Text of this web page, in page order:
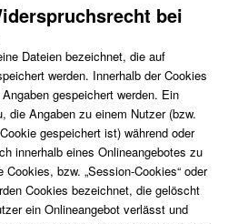
bei
Dateien bezeichnet, die auf
werden. Innerhalb der Cookies
gespeichert werden. Ein
die Angaben zu einem Nutzer (bzw.
gespeichert ist) während oder
innerhalb eines Onlineangebotes zu
bzw. „Session-Cookies“ oder
Cookies bezeichnet, die gelöscht
ein Onlineangebot verlässt und